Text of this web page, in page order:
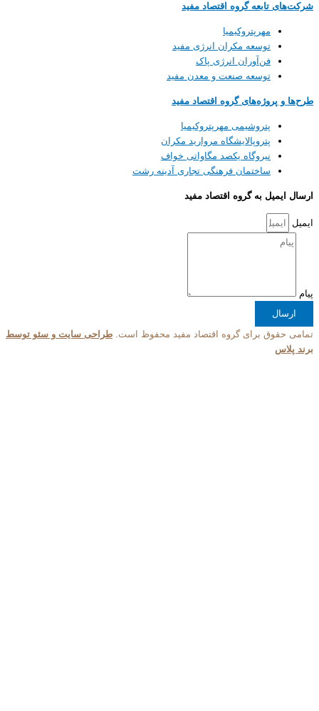
گروه اقتصاد مفید
مهرپتروکیمیا
توسعه مکران انرژی مفید
فن‌آوران انرژی پاک
توسعه صنعت و معدن مفید
گروه اقتصاد مفید
پتروشیمی مهرپتروکیمیا
پتروپالایشگاه مروارید مکران
نیروگاه یکصد مگاواتی خواف
ساختمان فرهنگی تجاری آدینه رشت
به گروه اقتصاد مفید
برای گروه اقتصاد مفید محفوظ است.طراحی سایت و سئو توسط